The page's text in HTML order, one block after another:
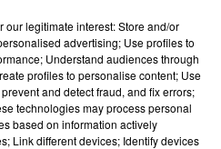
17h54
17h54
OLIVIA RODRIGO
legitimate interest: Store and/or
advertising; Use profiles to
Understand audiences through
profiles to personalise content; Use
and detect fraud, and fix errors;
technologies may process personal
based on information actively
Link different devices; Identify devices